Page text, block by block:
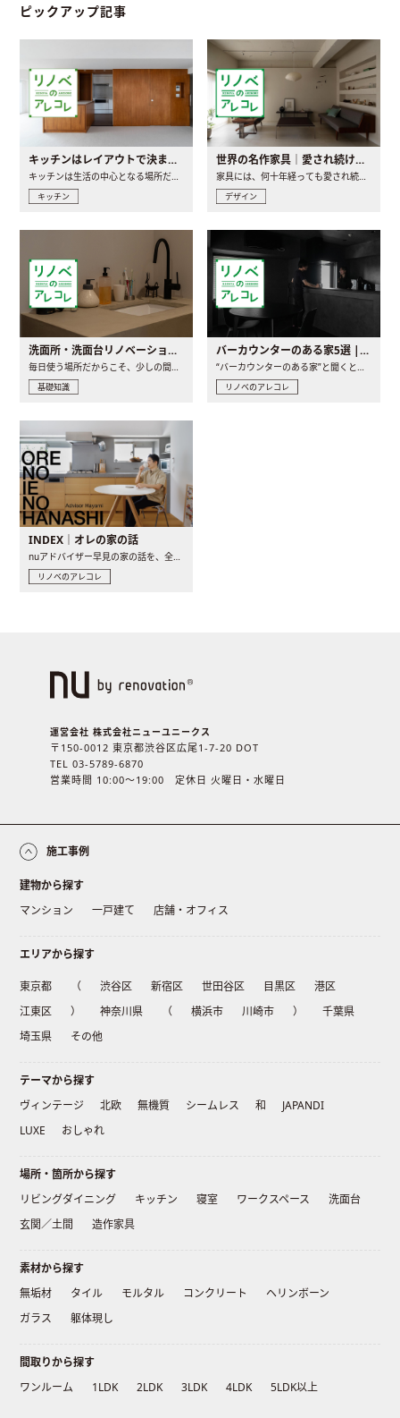
ピックアップ記事
キッチンはレイアウトで決まる。後悔しないための考え方と選び方
キッチンは生活の中心となる場所だからこそ、家の中のどこに置..
キッチン
世界の名作家具｜愛され続ける理由と一生モノとの出会い方
家具には、何十年経っても愛され続ける「名作」と呼ばれるもの..
デザイン
洗面所・洗面台リノベーションの事例と間取りアイデア
基礎知識
バーカウンターのある家5選 | 日常に馴染む“距離の近い”キッチンとは
リノベのアレコレ
INDEX｜オレの家の話
nuアドバイザー早見の家の話を、全4話でお届け。リノベーションを..
リノベのアレコレ
運営会社 株式会社ニューユニークス
〒150-0012 東京都渋谷区広尾1-7-20 DOT
TEL 03-5789-6870
営業時間 10:00〜19:00 定休日 火曜日・水曜日
施工事例
建物から探す
マンション
一戸建て 店舗・オフィス
エリアから探す
東京都 （ 渋谷区 新宿区 世田谷区 目黒区
港区
江東区
） 神奈川県 （ 横浜市 川崎市 ）
千葉県
埼玉県
その他
テーマから探す
ヴィンテージ
北欧 無機質 シームレス 和
JAPANDI
LUXE
おしゃれ
場所・箇所から探す
リビングダイニング
キッチン 寝室 ワークスペース
洗面台
玄関／土間
造作家具
素材から探す
無垢材
タイル モルタル コンクリート
ヘリンボーン
ガラス
躯体現し
間取りから探す
ワンルーム
1LDK 2LDK 3LDK 4LDK 5LDK以上